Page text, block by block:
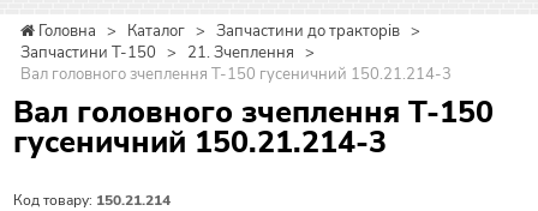
Головна > Каталог > Запчастини до тракторів >
Запчастини Т-150 > 21. Зчеплення >
Вал головного зчеплення Т-150 гусеничний 150.21.214-3
Вал головного зчеплення Т-150
гусеничний 150.21.214-3
Код товару: 150.21.214